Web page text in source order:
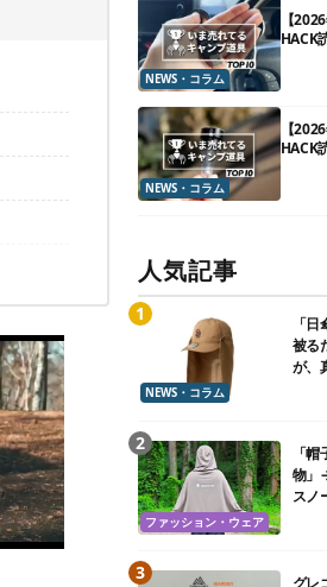
NEWS・コラム
【
HACK
ンプ道
NEWS・コラム
【
HACK
ンプ道
人気記事
NEWS・コラム
「
被る
が、
ファッション・ウェア
「
物」
スノ
グレ